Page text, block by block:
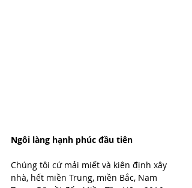
Ngôi làng hạnh phúc đầu tiên
Chúng tôi cứ mải miết và kiên định xây
nhà, hết miền Trung, miền Bắc, Nam